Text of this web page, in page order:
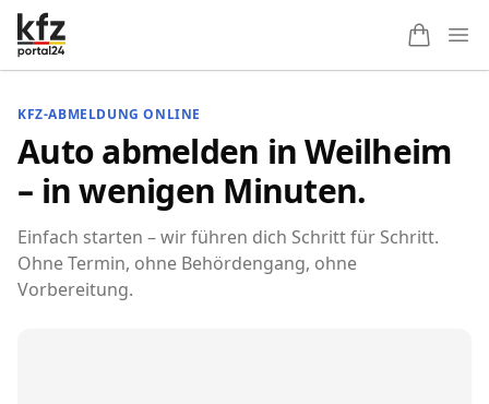
KFZ-ABMELDUNG ONLINE
Auto abmelden in Weilheim
– in wenigen Minuten.
Einfach starten – wir führen dich Schritt für Schritt.
Ohne Termin, ohne Behördengang, ohne
Vorbereitung.